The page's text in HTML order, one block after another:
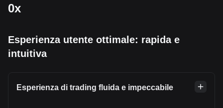
0x
Esperienza utente ottimale: rapida e
intuitiva
Esperienza di trading fluida e impeccabile